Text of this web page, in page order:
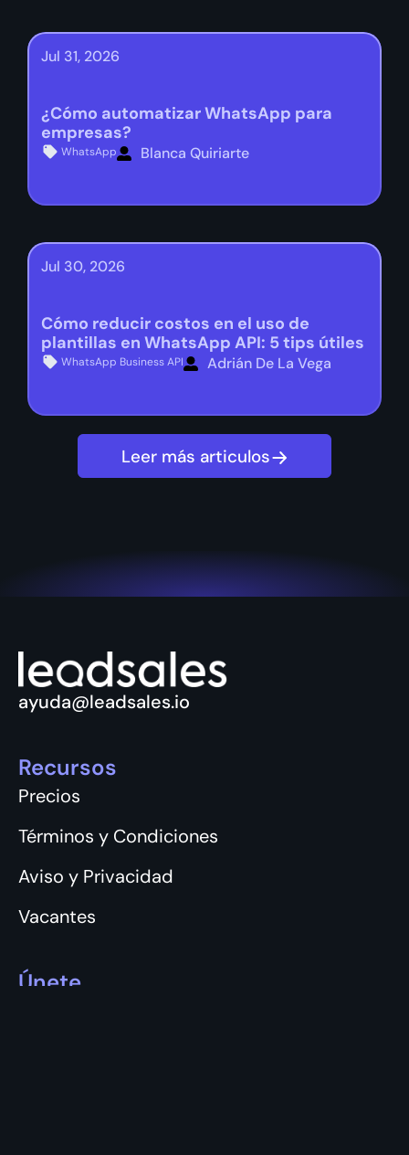
Jul 31, 2026
¿Cómo automatizar WhatsApp para
empresas?
WhatsApp Blanca Quiriarte
Jul 30, 2026
Cómo reducir costos en el uso de
plantillas en WhatsApp API: 5 tips útiles
WhatsApp Business API Adrián De La Vega
Leer más articulos
ayuda@leadsales.io
Recursos
Precios
Términos y Condiciones
Aviso y Privacidad
Vacantes
Únete